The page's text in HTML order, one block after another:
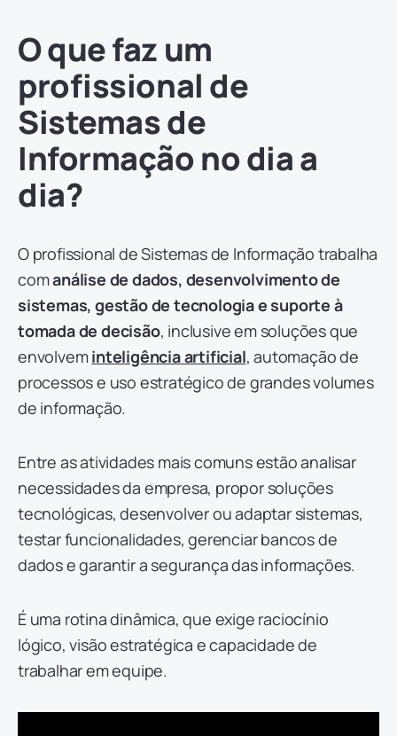
O que faz um
profissional de
Sistemas de
Informação no dia a
dia?
O profissional de Sistemas de Informação trabalha
comanálise de dados, desenvolvimento de
sistemas, gestão de tecnologia e suporte à
tomada de decisão, inclusive em soluções que
envolveminteligência artificial, automação de
processos e uso estratégico de grandes volumes
de informação.
Entre as atividades mais comuns estão analisar
necessidades da empresa, propor soluções
tecnológicas, desenvolver ou adaptar sistemas,
testar funcionalidades, gerenciar bancos de
dados e garantir a segurança das informações.
É uma rotina dinâmica, que exige raciocínio
lógico, visão estratégica e capacidade de
trabalhar em equipe.